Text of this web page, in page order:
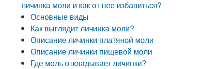
личинка моли и как от нее избавиться?
Основные виды
Как выглядит личинка моли?
Описание личинки платяной моли
Описание личинки пищевой моли
Где моль откладывает личинки?